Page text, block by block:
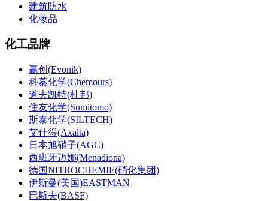
建筑防水
化妆品
化工品牌
赢创(Evonik)
科慕化学(Chemours)
道夫凯特(杜邦)
住友化学(Sumitomo)
斯泰化学(SILTECH)
艾仕得(Axalta)
日本旭硝子(AGC)
西班牙迈娜(Menadiona)
德国NITROCHEMIE(硝化集团)
伊斯曼(美国)EASTMAN
巴斯夫(BASF)